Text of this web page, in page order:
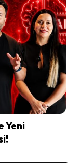
Yeni